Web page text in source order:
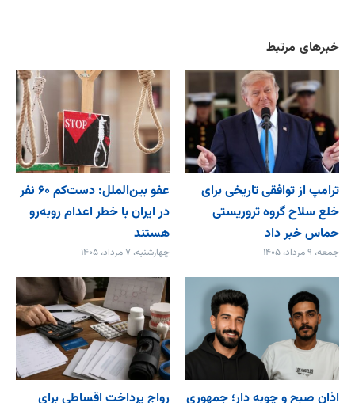
خبرهای مرتبط
ترامپ از توافقی تاریخی برای
خلع ‌سلاح گروه تروریستی
حماس خبر داد
جمعه، ۹ مرداد، ۱۴۰۵
عفو بین‌الملل: دست‌کم ۶۰ نفر
در ایران با خطر اعدام روبه‌رو
هستند
چهارشنبه، ۷ مرداد، ۱۴۰۵
اذان صبح و چوبه دار؛ جمهوری
رواج پرداخت اقساطی برای